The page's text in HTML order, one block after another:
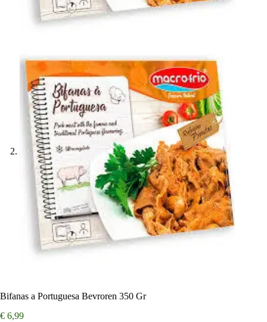
Bifanas a Portuguesa Bevroren 350 Gr
€ 6,99